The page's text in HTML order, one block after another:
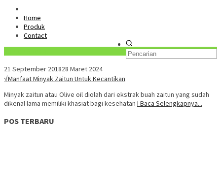
Home
Produk
Contact
21 September 201828 Maret 2024
√Manfaat Minyak Zaitun Untuk Kecantikan
Minyak zaitun atau Olive oil diolah dari ekstrak buah zaitun yang sudah
dikenal lama memiliki khasiat bagi kesehatan I Baca Selengkapnya...
POS TERBARU